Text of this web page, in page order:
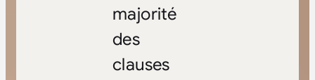
majorité
des
clauses